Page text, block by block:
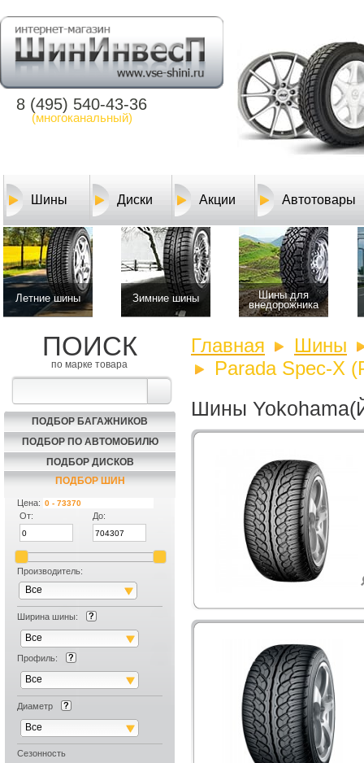
8 (495) 540-43-36
(многоканальный)
Шины Диски Акции Автотовары
Летние шины Зимние шины
Шины для
внедорожника
ПОИСК
по марке товара
ПОДБОР БАГАЖНИКОВ
ПОДБОР ПО АВТОМОБИЛЮ
ПОДБОР ДИСКОВ
ПОДБОР ШИН
Цена:
От:
До:
Производитель:
Все
Ширина шины:
Все
Профиль:
Все
Диаметр
Все
Сезонность
Главная
Шины
Parada Spec-X
Шины